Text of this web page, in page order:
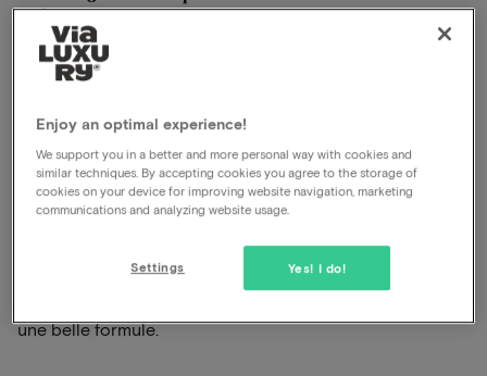
Terrasse unique pour toutes les saisons
Environnement boisé
Parfait pour le cyclisme et la randonnée
Bien-être
Brink 6 Norg Voir sur la carte
Cette formule pour 2 personnes comprend:
une belle formule.
Enjoy an optimal experience!
We support you in a better and more personal way with cookies and
similar techniques. By accepting cookies you agree to the storage of
cookies on your device for improving website navigation, marketing
communications and analyzing website usage.
Yes! I do!
Settings